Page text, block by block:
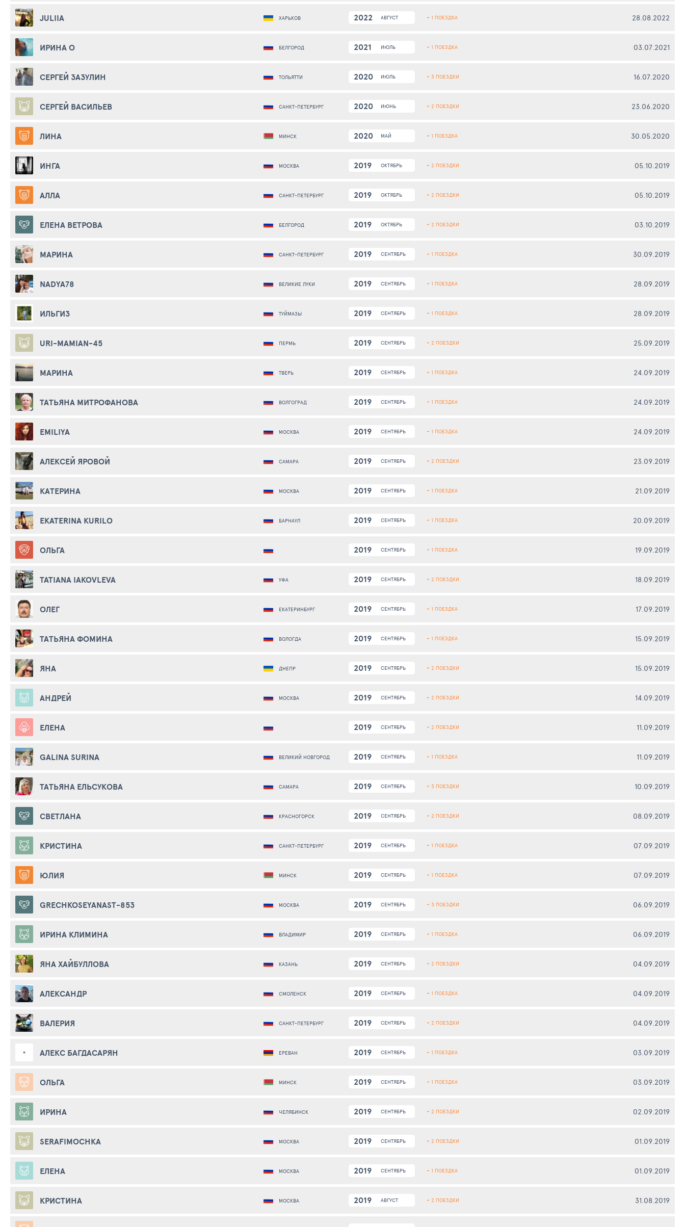
JULIIA ХАРЬКОВ 2022 АВГУСТ + 1 ПОЕЗДКА 28.08.2022
ИРИНА О БЕЛГОРОД 2021 ИЮЛЬ + 1 ПОЕЗДКА 03.07.2021
СЕРГЕЙ ЗАЗУЛИН ТОЛЬЯТТИ 2020 ИЮЛЬ + 3 ПОЕЗДКИ 16.07.2020
СЕРГЕЙ ВАСИЛЬЕВ САНКТ-ПЕТЕРБУРГ 2020 ИЮНЬ + 2 ПОЕЗДКИ 23.06.2020
ЛИНА МИНСК 2020 МАЙ + 1 ПОЕЗДКА 30.05.2020
ИНГА МОСКВА 2019 ОКТЯБРЬ + 2 ПОЕЗДКИ 05.10.2019
АЛЛА САНКТ-ПЕТЕРБУРГ 2019 ОКТЯБРЬ + 2 ПОЕЗДКИ 05.10.2019
ЕЛЕНА ВЕТРОВА БЕЛГОРОД 2019 ОКТЯБРЬ + 2 ПОЕЗДКИ 03.10.2019
МАРИНА САНКТ-ПЕТЕРБУРГ 2019 СЕНТЯБРЬ + 1 ПОЕЗДКА 30.09.2019
NADYA78 ВЕЛИКИЕ ЛУКИ 2019 СЕНТЯБРЬ + 1 ПОЕЗДКА 28.09.2019
ИЛЬГИЗ ТУЙМАЗЫ 2019 СЕНТЯБРЬ + 1 ПОЕЗДКА 28.09.2019
URI-MAMIAN-45 ПЕРМЬ 2019 СЕНТЯБРЬ + 2 ПОЕЗДКИ 25.09.2019
МАРИНА ТВЕРЬ 2019 СЕНТЯБРЬ + 1 ПОЕЗДКА 24.09.2019
ТАТЬЯНА МИТРОФАНОВА ВОЛГОГРАД 2019 СЕНТЯБРЬ + 1 ПОЕЗДКА 24.09.2019
EMILIYA МОСКВА 2019 СЕНТЯБРЬ + 1 ПОЕЗДКА 24.09.2019
АЛЕКСЕЙ ЯРОВОЙ САМАРА 2019 СЕНТЯБРЬ + 2 ПОЕЗДКИ 23.09.2019
КАТЕРИНА МОСКВА 2019 СЕНТЯБРЬ + 1 ПОЕЗДКА 21.09.2019
EKATERINA KURILO БАРНАУЛ 2019 СЕНТЯБРЬ + 1 ПОЕЗДКА 20.09.2019
ОЛЬГА 2019 СЕНТЯБРЬ + 1 ПОЕЗДКА 19.09.2019
TATIANA IAKOVLEVA УФА 2019 СЕНТЯБРЬ + 2 ПОЕЗДКИ 18.09.2019
ОЛЕГ ЕКАТЕРИНБУРГ 2019 СЕНТЯБРЬ + 1 ПОЕЗДКА 17.09.2019
ТАТЬЯНА ФОМИНА ВОЛОГДА 2019 СЕНТЯБРЬ + 1 ПОЕЗДКА 15.09.2019
ЯНА ДНЕПР 2019 СЕНТЯБРЬ + 2 ПОЕЗДКИ 15.09.2019
АНДРЕЙ МОСКВА 2019 СЕНТЯБРЬ + 2 ПОЕЗДКИ 14.09.2019
ЕЛЕНА 2019 СЕНТЯБРЬ + 2 ПОЕЗДКИ 11.09.2019
GALINA SURINA ВЕЛИКИЙ НОВГОРОД 2019 СЕНТЯБРЬ + 1 ПОЕЗДКА 11.09.2019
ТАТЬЯНА ЕЛЬСУКОВА САМАРА 2019 СЕНТЯБРЬ + 3 ПОЕЗДКИ 10.09.2019
СВЕТЛАНА КРАСНОГОРСК 2019 СЕНТЯБРЬ + 2 ПОЕЗДКИ 08.09.2019
КРИСТИНА САНКТ-ПЕТЕРБУРГ 2019 СЕНТЯБРЬ + 1 ПОЕЗДКА 07.09.2019
ЮЛИЯ МИНСК 2019 СЕНТЯБРЬ + 1 ПОЕЗДКА 07.09.2019
GRECHKOSEYANAST-853 МОСКВА 2019 СЕНТЯБРЬ + 3 ПОЕЗДКИ 06.09.2019
ИРИНА КЛИМИНА ВЛАДИМИР 2019 СЕНТЯБРЬ + 1 ПОЕЗДКА 06.09.2019
ЯНА ХАЙБУЛЛОВА КАЗАНЬ 2019 СЕНТЯБРЬ + 2 ПОЕЗДКИ 04.09.2019
АЛЕКСАНДР СМОЛЕНСК 2019 СЕНТЯБРЬ + 1 ПОЕЗДКА 04.09.2019
ВАЛЕРИЯ САНКТ-ПЕТЕРБУРГ 2019 СЕНТЯБРЬ + 2 ПОЕЗДКИ 04.09.2019
АЛЕКС БАГДАСАРЯН ЕРЕВАН 2019 СЕНТЯБРЬ + 1 ПОЕЗДКА 03.09.2019
ОЛЬГА МИНСК 2019 СЕНТЯБРЬ + 1 ПОЕЗДКА 03.09.2019
ИРИНА ЧЕЛЯБИНСК 2019 СЕНТЯБРЬ + 2 ПОЕЗДКИ 02.09.2019
SERAFIMOCHKA МОСКВА 2019 СЕНТЯБРЬ + 2 ПОЕЗДКИ 01.09.2019
ЕЛЕНА МОСКВА 2019 СЕНТЯБРЬ + 1 ПОЕЗДКА 01.09.2019
КРИСТИНА МОСКВА 2019 АВГУСТ + 2 ПОЕЗДКИ 31.08.2019